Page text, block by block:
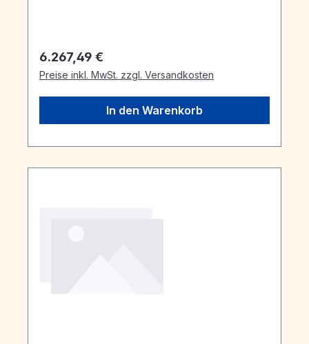
Regulärer Preis:
6.267,49 €
Preise inkl. MwSt. zzgl. Versandkosten
In den Warenkorb